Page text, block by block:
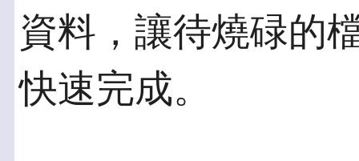
資料，讓待燒碌的
快速完成。